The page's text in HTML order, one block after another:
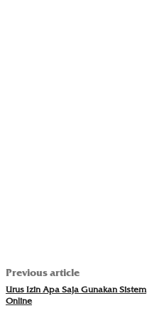
Previous article
Urus Izin Apa Saja Gunakan Sistem
Online